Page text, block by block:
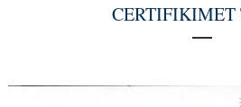
CERTIFIKIMET